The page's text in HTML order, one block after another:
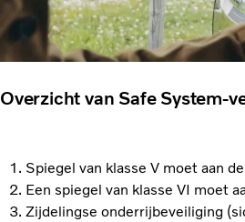
Overzicht van Safe System-
Spiegel van klasse V moet aan
Een spiegel van klasse VI moet
Zijdelingse onderrijbeveiliging